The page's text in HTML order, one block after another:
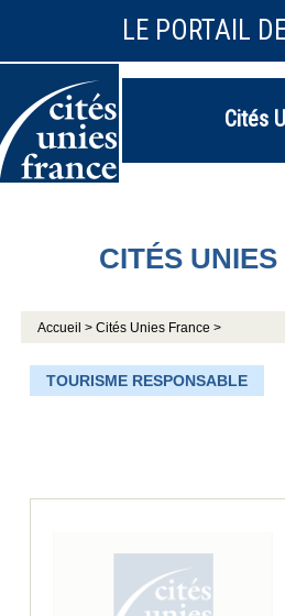
LE PORTAIL
Cités
CITÉS
Accueil > Cités Unies France >
TOURISME RESPONSABLE